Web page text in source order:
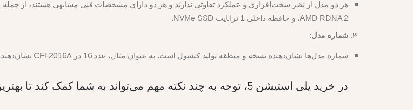
AMD RDNA 2، و حافظه داخلی 1 ترابایت NVMe SSD.
شماره مدل:
شماره مدل‌ها نشان‌دهنده نسخه و منطقه تولید کنسول است. به عنوان مثال، عدد 16 در CFI-2016A نشان‌دهنده منطقه اروپا، خاورمیانه و آفریقا است.
در خرید پلی استیشن 5، توجه به چند نکته مهم می‌تواند به شما کمک کند تا بهترین تصمیم را بگیرید: